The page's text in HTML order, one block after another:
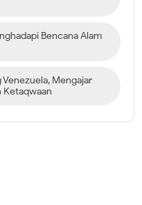
Bencana Alam
Mengajar
Ketaqwaan